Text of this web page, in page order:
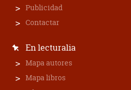
Publicidad
Contactar
En lecturalia
Mapa autores
Mapa libros